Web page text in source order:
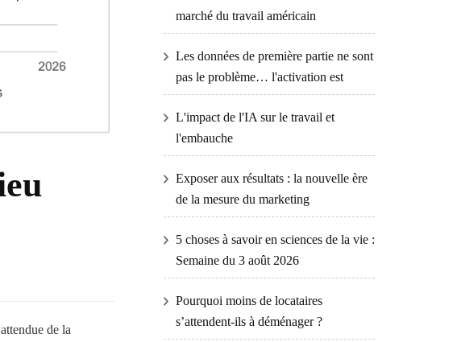
de la
marché du travail américain
Les données de première partie ne sont
pas le problème… l'activation est
L'impact de l'IA sur le travail et
l'embauche
Exposer aux résultats : la nouvelle ère
de la mesure du marketing
5 choses à savoir en sciences de la vie :
Semaine du 3 août 2026
Pourquoi moins de locataires
s’attendent-ils à déménager ?